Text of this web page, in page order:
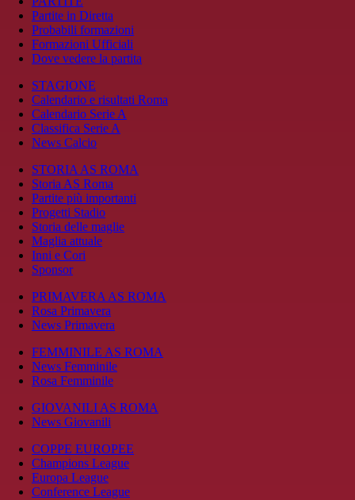
Partite in Diretta
Probabili formazioni
Formazioni Ufficiali
Dove vedere la partita
STAGIONE
Calendario e risultati Roma
Calendario Serie A
Classifica Serie A
News Calcio
STORIA AS ROMA
Storia AS Roma
Partite più importanti
Progetti Stadio
Storia delle maglie
Maglia attuale
Inni e Cori
Sponsor
PRIMAVERA AS ROMA
Rosa Primavera
News Primavera
FEMMINILE AS ROMA
News Femminile
Rosa Femminile
GIOVANILI AS ROMA
News Giovanili
COPPE EUROPEE
Champions League
Europa League
Conference League